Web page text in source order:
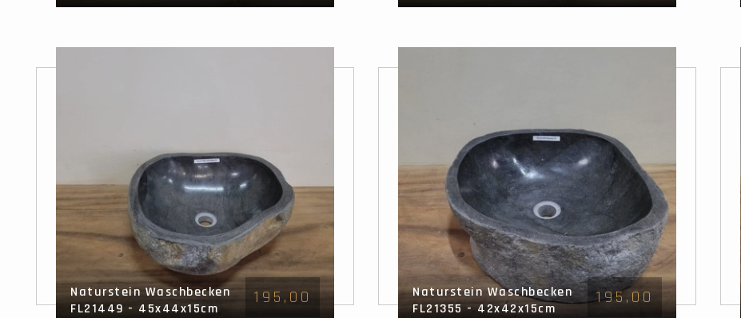
Naturstein Waschbecken
FL21449 - 45x44x15cm
195,00
Naturstein Waschbecken
FL21355 - 42x42x15cm
195,00